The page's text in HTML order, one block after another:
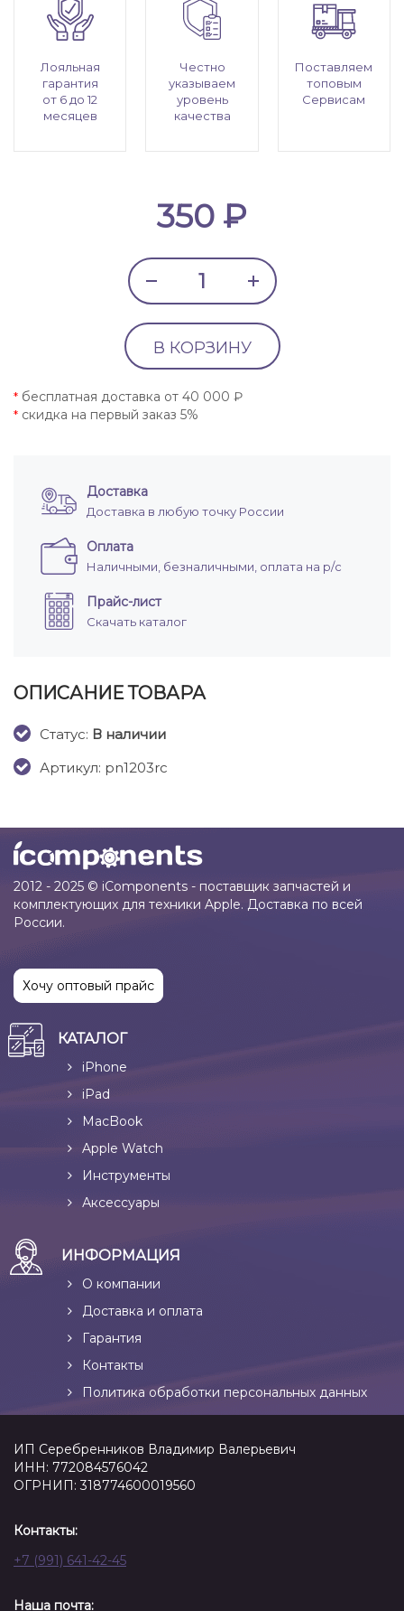
Лояльная
гарантия
от 6 до 12
месяцев
Честно
указываем
уровень
качества
Поставляем
топовым
Сервисам
350 ₽
В КОРЗИНУ
* бесплатная доставка от 40 000 ₽
* скидка на первый заказ 5%
Доставка
Доставка в любую точку России
Оплата
Наличными, безналичными, оплата на р/с
Прайс-лист
Скачать каталог
ОПИСАНИЕ ТОВАРА
Cтатус: В наличии
Артикул: pn1203rc
2012 - 2025 © iComponents - поставщик запчастей и
комплектующих для техники Apple. Доставка по всей
России.
Хочу оптовый прайс
КАТАЛОГ
iPhone
iPad
MacBook
Apple Watch
Инструменты
Аксессуары
ИНФОРМАЦИЯ
О компании
Доставка и оплата
Гарантия
Контакты
Политика обработки персональных данных
ИП Серебренников Владимир Валерьевич
ИНН: 772084576042
ОГРНИП: 318774600019560
Контакты:
+7 (991) 641-42-45
Наша почта: